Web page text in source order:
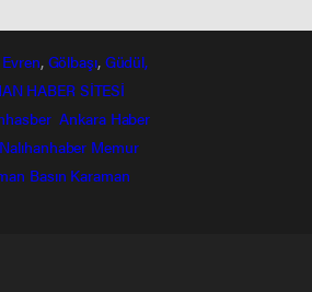
yeniler
Evren, Gölbaşı, Güdül,
HABER SİTESİ
Ankara Haber
Nalıhanhaber Memur
Basın Karaman